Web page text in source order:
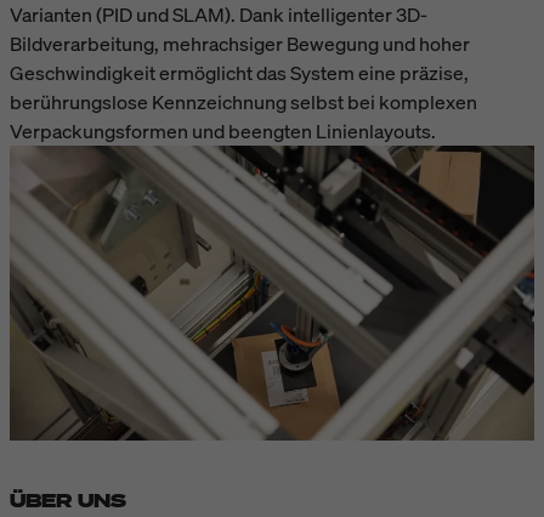
Varianten (PID und SLAM). Dank intelligenter 3D-
Bildverarbeitung, mehrachsiger Bewegung und hoher
Geschwindigkeit ermöglicht das System eine präzise,
berührungslose Kennzeichnung selbst bei komplexen
Verpackungsformen und beengten Linienlayouts.
ÜBER UNS